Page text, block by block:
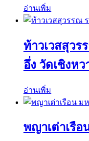
อ่านเพิ่ม
ท้าวเวสสุวร
อึ่ง วัดเชิงหว
อ่านเพิ่ม
พญาเต่าเรือ